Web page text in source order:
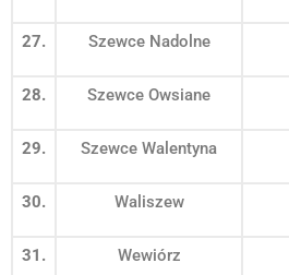
27. Szewce Nadolne
28. Szewce Owsiane
29. Szewce Walentyna
30. Waliszew
31. Wewiórz